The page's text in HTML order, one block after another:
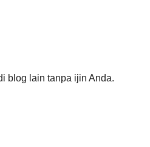
blog lain tanpa ijin Anda.